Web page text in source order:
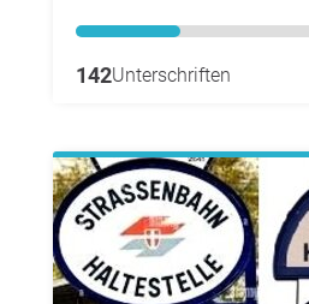
142Unterschriften